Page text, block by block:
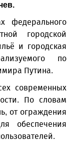
федерального
городской
и городская
по
Путина.
современных
По словам
от ограждения
обеспечения